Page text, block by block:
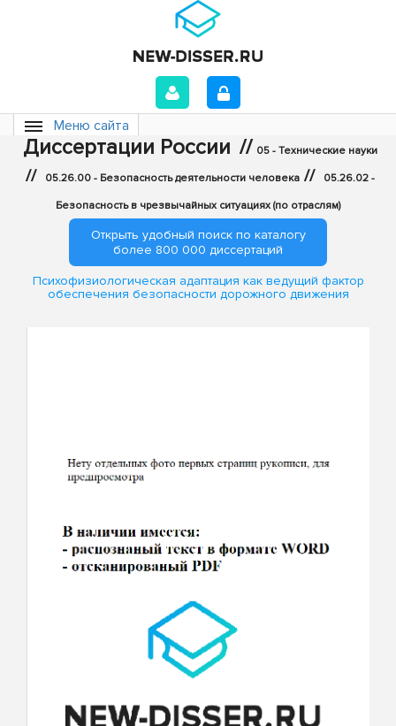
Меню сайта
Диссертации России // 05 - Технические науки
// 05.26.00 - Безопасность деятельности человека // 05.26.02 -
Безопасность в чрезвычайных ситуациях (по отраслям)
Открыть удобный поиск по каталогу
более 800 000 диссертаций
Психофизиологическая адаптация как ведущий фактор
обеспечения безопасности дорожного движения